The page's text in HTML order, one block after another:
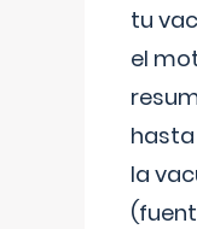
tu
el
la